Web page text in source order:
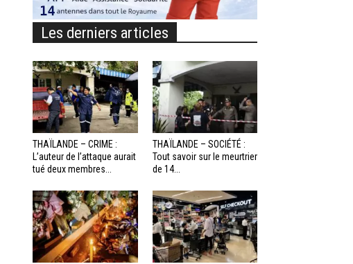
Les derniers articles
THAÏLANDE – CRIME :
L’auteur de l’attaque aurait
tué deux membres...
THAÏLANDE – SOCIÉTÉ :
Tout savoir sur le meurtrier
de 14...